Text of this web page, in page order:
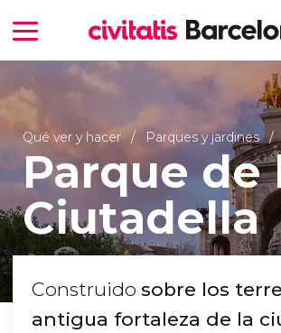
Qué ver y hacer Parques y jardines
Parque de
Ciutadella
Construido sobre los
antigua fortaleza de la